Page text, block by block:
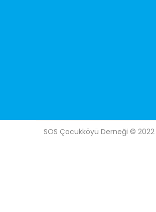
SOS Çocukköyü Derneği © 2022